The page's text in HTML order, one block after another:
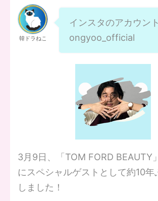
韓ドラねこ
インスタのアカウン
ongyoo_official
3月9日、「TOM FORD BEAUTY
にスペシャルゲストとして約10年
しました！